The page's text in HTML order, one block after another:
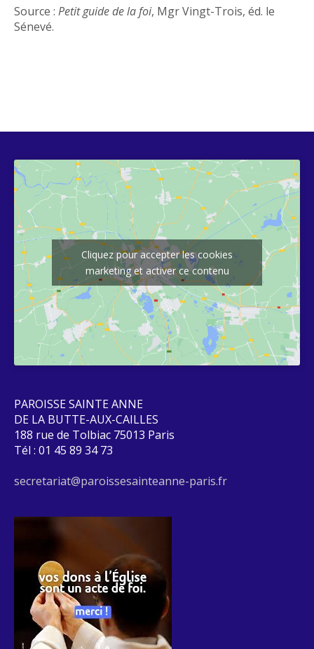
Source : Petit guide de la foi, Mgr Vingt-Trois, éd. le
Sénevé.
Cliquez pour accepter les cookies
marketing et activer ce contenu
PAROISSE SAINTE ANNE
DE LA BUTTE-AUX-CAILLES
188 rue de Tolbiac 75013 Paris
Tél : 01 45 89 34 73
secretariat@paroissesainteanne-paris.fr